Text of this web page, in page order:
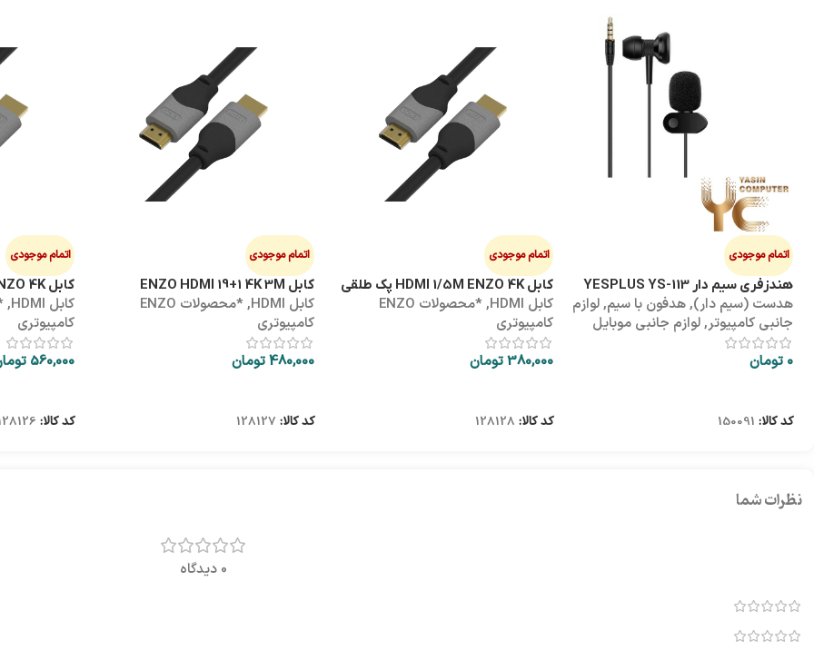
اتمام موجودی
هندزفری سیم دار YESPLUS YS-113
هدست (سیم دار),هدفون با سیم,لوازم
جانبی کامپیوتر,لوازم جانبی موبایل
0 تومان
کد کالا: 150091
اتمام موجودی
کابل HDMI 1/5M ENZO 4K پک طلقی
کابل HDMI ,
*محصولات ENZO
کامپیوتری
380,000تومان
کد کالا: 128128
اتمام موجودی
کابل ENZO HDMI 19+1 4K 3M
کابل HDMI ,
*محصولات ENZO
کامپیوتری
480,000تومان
کد کالا: 128127
اتمام موجودی
کابل HDMI 5M ENZO 4K
کابل HDMI ,
کامپیوتری
560,000
کد کالا:
نظرات شما
0 دیدگاه